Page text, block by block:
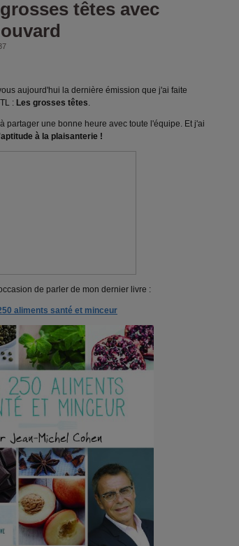
têtes avec
aujourd'hui la dernière émission que j'ai faite
: Les grosses têtes.
partager une bonne heure avec toute l'équipe. Et j'ai
à la plaisanterie !
de parler de mon dernier livre :
aliments santé et minceur